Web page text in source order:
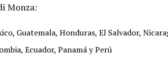
Monza:
Guatemala, Honduras, El Salvador,
Ecuador, Panamá y Perú